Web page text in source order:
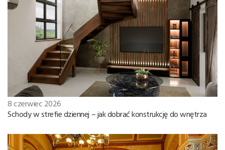
8 czerwiec 2026
Schody w strefie dziennej – jak dobrać konstrukcję do wnętrza